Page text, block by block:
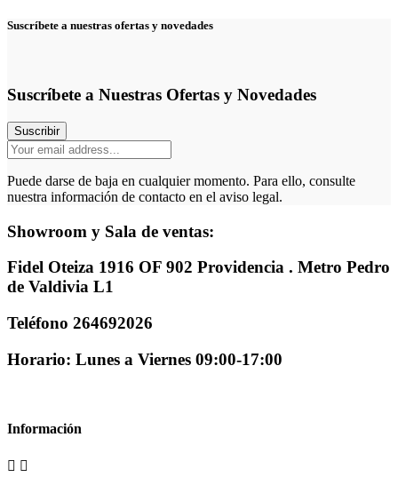
Suscríbete a nuestras ofertas y novedades
Suscríbete a Nuestras Ofertas y Novedades
Suscribir
Puede darse de baja en cualquier momento. Para ello, consulte
nuestra información de contacto en el aviso legal.
Showroom y Sala de ventas:
Fidel Oteiza 1916 OF 902 Providencia . Metro Pedro
de Valdivia L1
Teléfono 264692026
Horario: Lunes a Viernes 09:00-17:00
Información
 